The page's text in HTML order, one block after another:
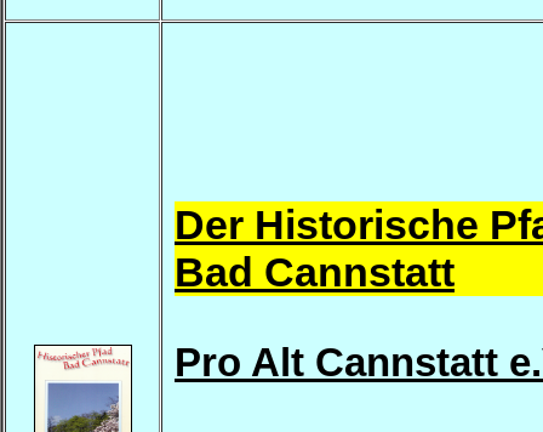
Der Historische
Bad Cannstatt
Pro Alt Cannstatt